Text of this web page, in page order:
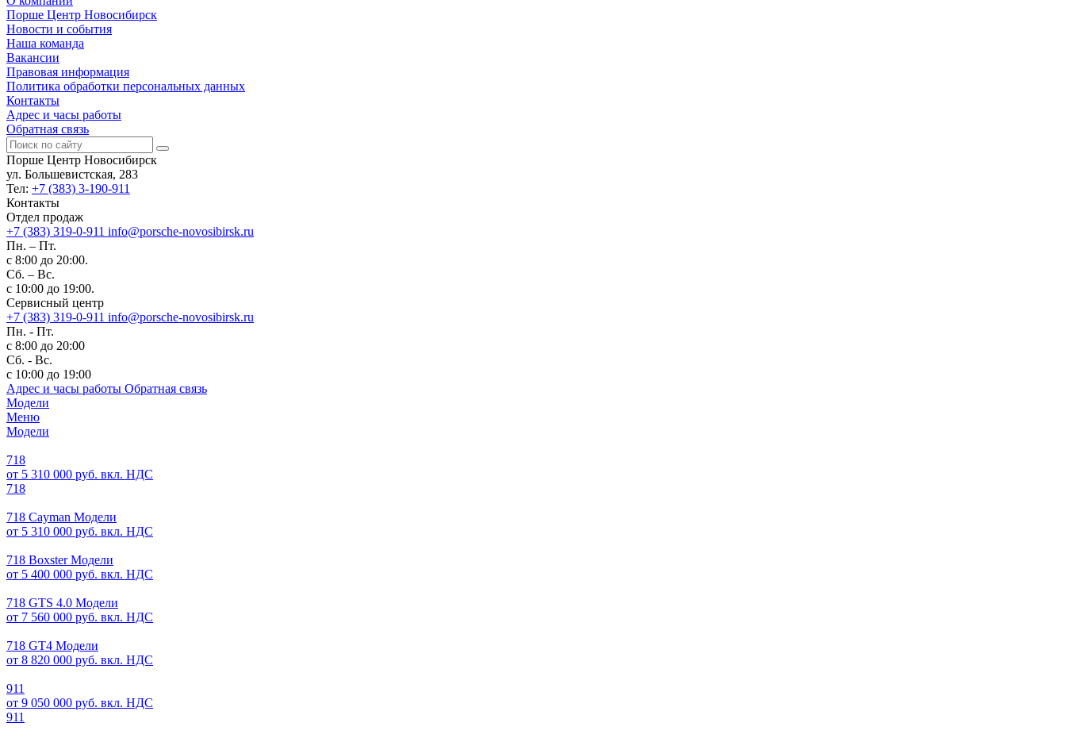
Порше Центр Новосибирск
Новости и события
Наша команда
Вакансии
Правовая информация
Политика обработки персональных данных
Контакты
Адрес и часы работы
Обратная связь
Порше Центр Новосибирск
ул. Большевистская, 283
Тел: +7 (383) 3-190-911
Контакты
Отдел продаж
+7 (383) 319-0-911 info@porsche-novosibirsk.ru
Пн. – Пт.
с 8:00 до 20:00.
Сб. – Вс.
с 10:00 до 19:00.
Сервисный центр
+7 (383) 319-0-911 info@porsche-novosibirsk.ru
Пн. - Пт.
с 8:00 до 20:00
Сб. - Вс.
с 10:00 до 19:00
Адрес и часы работы Обратная связь
Модели
Меню
Модели
718
от 5 310 000 руб. вкл. НДС
718
718 Cayman Модели
от 5 310 000 руб. вкл. НДС
718 Boxster Модели
от 5 400 000 руб. вкл. НДС
718 GTS 4.0 Модели
от 7 560 000 руб. вкл. НДС
718 GT4 Модели
от 8 820 000 руб. вкл. НДС
911
от 9 050 000 руб. вкл. НДС
911